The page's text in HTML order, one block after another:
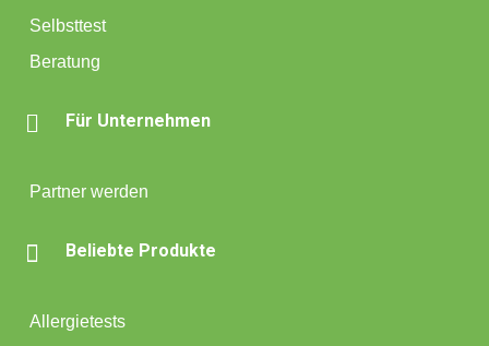
Selbsttest
Beratung
 Für Unternehmen
Partner werden
 Beliebte Produkte
Allergietests